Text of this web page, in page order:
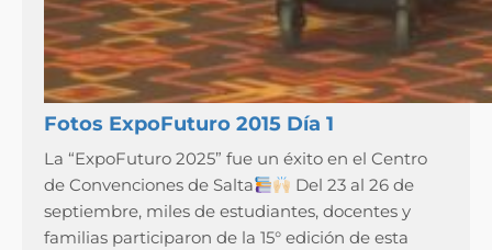
Fotos ExpoFuturo 2015 Día 1
La “ExpoFuturo 2025” fue un éxito en el Centro
de Convenciones de Salta
Del 23 al 26 de
septiembre, miles de estudiantes, docentes y
familias participaron de la 15° edición de esta